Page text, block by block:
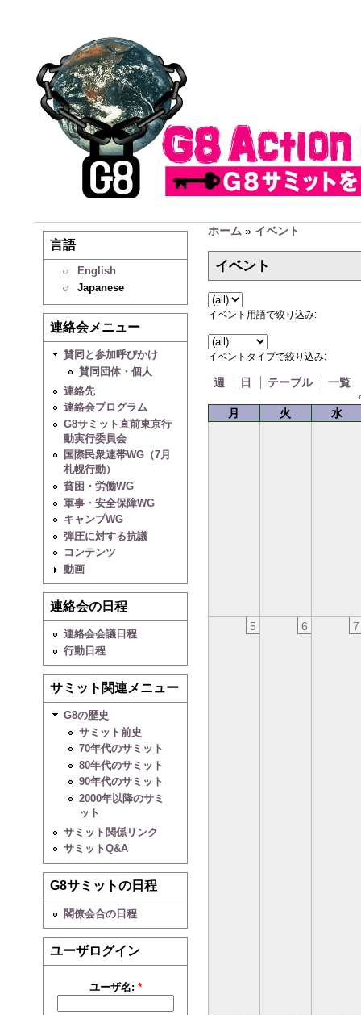
言語
English
Japanese
連絡会メニュー
賛同と参加呼びかけ
賛同団体・個人
連絡先
連絡会プログラム
G8サミット直前東京行
動実行委員会
国際民衆連帯WG（7月
札幌行動）
貧困・労働WG
軍事・安全保障WG
キャンプWG
弾圧に対する抗議
コンテンツ
動画
連絡会の日程
連絡会会議日程
行動日程
サミット関連メニュー
G8の歴史
サミット前史
70年代のサミット
80年代のサミット
90年代のサミット
2000年以降のサミ
ット
サミット関係リンク
サミットQ&A
G8サミットの日程
閣僚会合の日程
ユーザログイン
ユーザ名: *
ホーム » イベント
イベント
イベント用語で絞り込み:
イベントタイプで絞り込み:
週 日 テーブル
一覧
月
火 水
5 6 7